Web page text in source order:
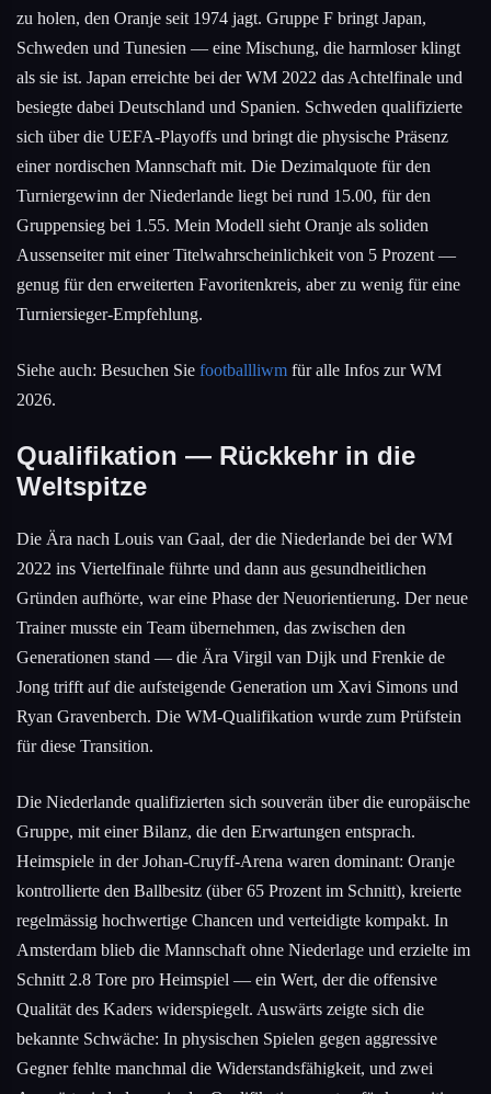
zu holen, den Oranje seit 1974 jagt. Gruppe F bringt Japan,
Schweden und Tunesien — eine Mischung, die harmloser klingt
als sie ist. Japan erreichte bei der WM 2022 das Achtelfinale und
besiegte dabei Deutschland und Spanien. Schweden qualifizierte
sich über die UEFA-Playoffs und bringt die physische Präsenz
einer nordischen Mannschaft mit. Die Dezimalquote für den
Turniergewinn der Niederlande liegt bei rund 15.00, für den
Gruppensieg bei 1.55. Mein Modell sieht Oranje als soliden
Aussenseiter mit einer Titelwahrscheinlichkeit von 5 Prozent —
genug für den erweiterten Favoritenkreis, aber zu wenig für eine
Turniersieger-Empfehlung.
Siehe auch: Besuchen Sie footballliwm für alle Infos zur WM
2026.
Qualifikation — Rückkehr in die
Weltspitze
Die Ära nach Louis van Gaal, der die Niederlande bei der WM
2022 ins Viertelfinale führte und dann aus gesundheitlichen
Gründen aufhörte, war eine Phase der Neuorientierung. Der neue
Trainer musste ein Team übernehmen, das zwischen den
Generationen stand — die Ära Virgil van Dijk und Frenkie de
Jong trifft auf die aufsteigende Generation um Xavi Simons und
Ryan Gravenberch. Die WM-Qualifikation wurde zum Prüfstein
für diese Transition.
Die Niederlande qualifizierten sich souverän über die europäische
Gruppe, mit einer Bilanz, die den Erwartungen entsprach.
Heimspiele in der Johan-Cruyff-Arena waren dominant: Oranje
kontrollierte den Ballbesitz (über 65 Prozent im Schnitt), kreierte
regelmässig hochwertige Chancen und verteidigte kompakt. In
Amsterdam blieb die Mannschaft ohne Niederlage und erzielte im
Schnitt 2.8 Tore pro Heimspiel — ein Wert, der die offensive
Qualität des Kaders widerspiegelt. Auswärts zeigte sich die
bekannte Schwäche: In physischen Spielen gegen aggressive
Gegner fehlte manchmal die Widerstandsfähigkeit, und zwei